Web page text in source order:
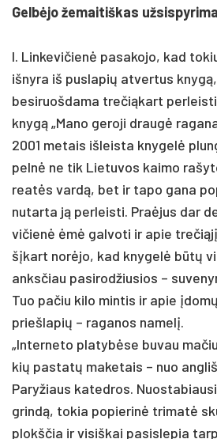
Gelbė­jo že­mai­tiš­kas
I. Lin­ke­vi­čienė pa­sa­ko­jo, kad
iš­ny­ra iš pus­la­pių at­ver­tus
be­si­ruoš­da­ma tre­čią­kart
knygą „Ma­no ge­ro­ji draugė
2001 me­tais iš­leis­ta kny­gelė
pelnė ne tik Lie­tu­vos kai­mo
reatės vardą, bet ir ta­po ga­na
nu­tar­ta ją per­leis­ti. Praė­jus dar
vi­čienė ėmė gal­vo­ti ir apie
šįkart norė­jo, kad kny­gelė būtų
anks­čiau pa­si­rod­žiu­sios –
Tuo pa­čiu ki­lo min­tis ir apie
prie­šla­pių – ra­ga­nos na­melį.
„In­ter­ne­to pla­tybė­se bu­vau
kių pa­statų ma­ke­tais – nuo
Pa­ry­žiaus ka­ted­ros.
grindą, to­kia po­pie­rinė tri­matė
plokš­čia ir vi­siš­kai pa­si­sle­pia